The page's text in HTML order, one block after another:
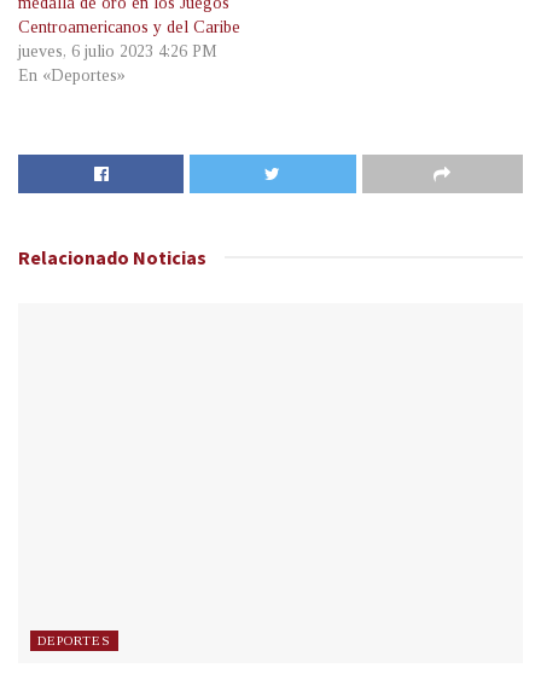
Centroamericanos y del Caribe
jueves, 6 julio 2023 4:26 PM
En «Deportes»
Relacionado Noticias
DEPORTES